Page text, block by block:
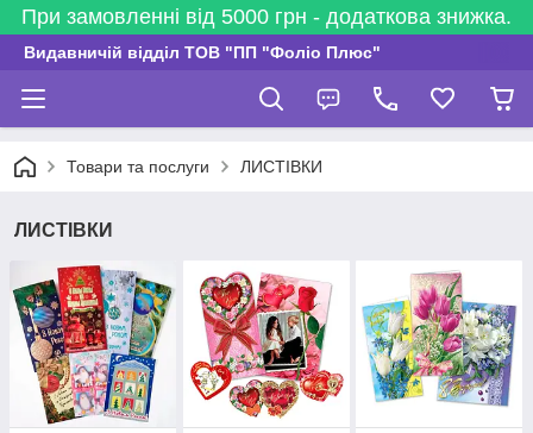
При замовленні від 5000 грн - додаткова знижка.
Видавничій відділ ТОВ "ПП "Фоліо Плюс"
Товари та послуги ЛИСТІВКИ
ЛИСТІВКИ